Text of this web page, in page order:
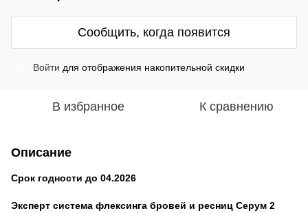
Сообщить, когда появится
Войти для отображения накопительной скидки
В избранное К сравнению
Описание
Срок годности до 04.2026
Эксперт система флексинга бровей и ресниц Серум 2